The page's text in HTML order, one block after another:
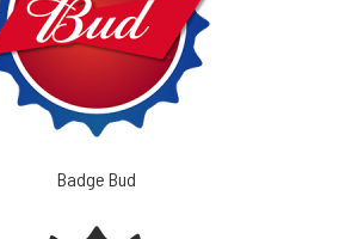
Badge Bud